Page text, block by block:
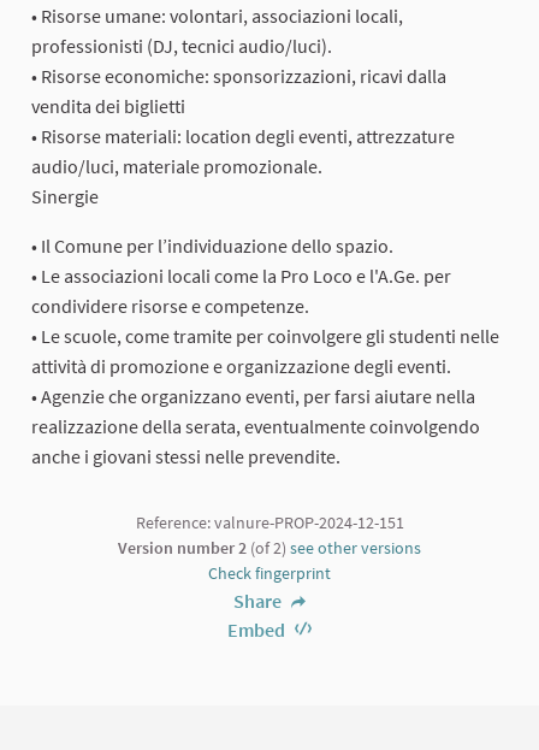
• Risorse umane: volontari, associazioni locali,
professionisti (DJ, tecnici audio/luci).
• Risorse economiche: sponsorizzazioni, ricavi dalla
vendita dei biglietti
• Risorse materiali: location degli eventi, attrezzature
audio/luci, materiale promozionale.
Sinergie
• Il Comune per l’individuazione dello spazio.
• Le associazioni locali come la Pro Loco e l'A.Ge. per
condividere risorse e competenze.
• Le scuole, come tramite per coinvolgere gli studenti nelle
attività di promozione e organizzazione degli eventi.
• Agenzie che organizzano eventi, per farsi aiutare nella
realizzazione della serata, eventualmente coinvolgendo
anche i giovani stessi nelle prevendite.
Reference: valnure-PROP-2024-12-151
Version number 2 (of 2) see other versions
Check fingerprint
Share
Embed